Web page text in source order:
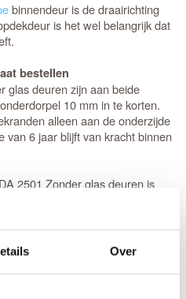
Over
binnendeur is de draairichting
is het wel belangrijk dat
bestellen
glas deuren zijn aan beide
10 mm in te korten.
alleen aan de onderzijde
van 6 jaar blijft van kracht binnen
2501 Zonder glas deuren is
de profielen zijn 13 mm
zijn 128 mm hoog inclusief
in de deur zijn 110 mm breed
zijn leverbaar als draai-,